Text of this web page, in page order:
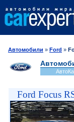
Автомобили » Ford »
Ford Focus